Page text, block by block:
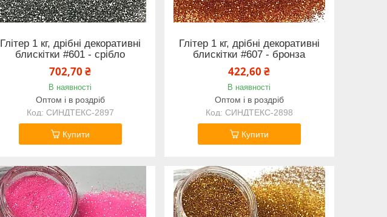
Глітер 1 кг, дрібні декоративні
блискітки #601 - срібло
702,70 ₴
В наявності
Оптом і в роздріб
СИНДТЕКС-2897
Купити
Глітер 1 кг, дрібні декоративні
блискітки #607 - бронза
422,60 ₴
В наявності
Оптом і в роздріб
СИНДТЕКС-2898
Купити